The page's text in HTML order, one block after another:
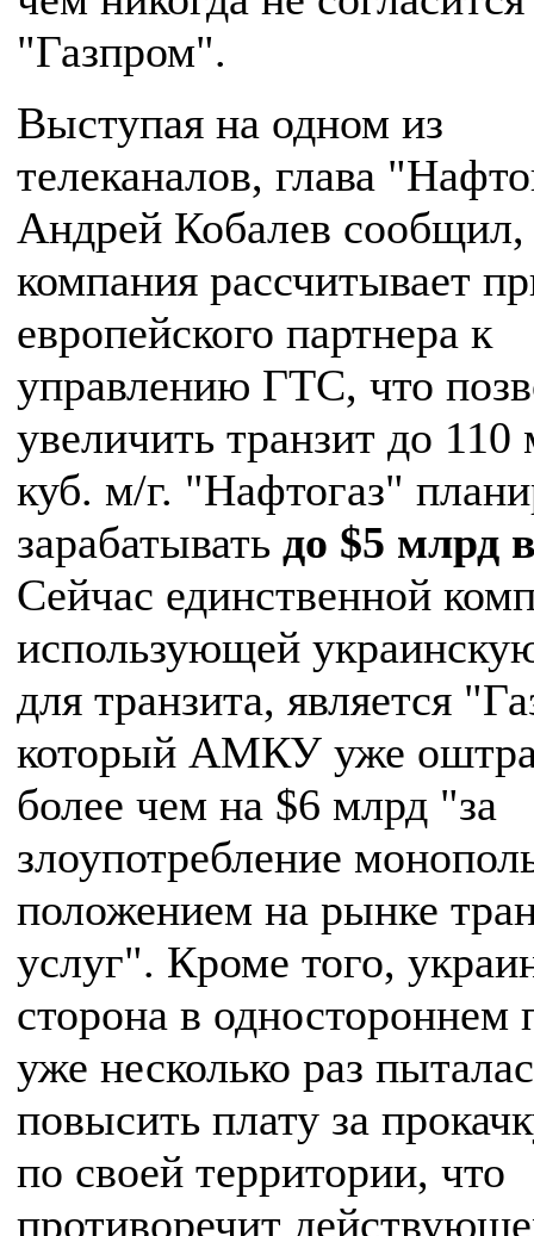
"Газпром".
Выступая на одном из
телеканалов, глава
Андрей Кобалев сообщил,
компания рассчитывает
европейского партнера к
управлению ГТС, что
увеличить транзит до 110
куб. м/г. "Нафтогаз"
зарабатывать до $5 млрд
Сейчас единственной
использующей
для транзита, является
который АМКУ уже
более чем на $6 млрд "за
злоупотребление
положением на рынке
услуг". Кроме того,
сторона в одностороннем
уже несколько раз
повысить плату за
по своей территории, что
противоречит